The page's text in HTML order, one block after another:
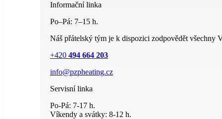
Informační linka
Po–Pá: 7–15 h.
Náš přátelský tým je k dispozici zodpovědět všechny
+420 494 664 203
info@pzpheating.cz
Servisní linka
Po-Pá: 7-17 h.
Víkendy a svátky: 8-12 h.